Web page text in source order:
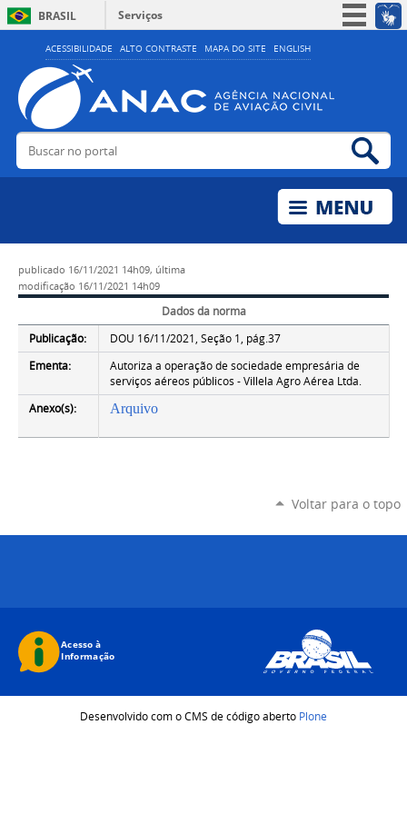
ACESSIBILIDADE ALTO CONTRASTE MAPA DO SITE ENGLISH
BRASIL
Serviços
Simplifique!
Acesso à informação
Legislação
Buscar no portal
publicado 16/11/2021 14h09, última
modificação 16/11/2021 14h09
Dados da norma
Publicação:
DOU 16/11/2021, Seção 1, pág.37
Ementa:
Autoriza a operação de sociedade empresária de
serviços aéreos públicos - Villela Agro Aérea Ltda.
Anexo(s):
Arquivo
Voltar para o topo
Desenvolvido com o CMS de código aberto Plone